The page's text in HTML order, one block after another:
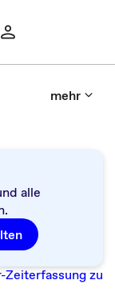
mehr
alle
zu